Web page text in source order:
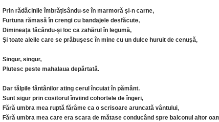
Prin rădăcinile îmbrățisându-se în marmoră și-n carne,
Furtuna rămasă în crengi cu bandajele desfăcute,
Dimineața făcându-și loc ca zahărul în legumă,
Și toate aleile care se prăbușesc în mine cu un dulce huruit de cenușă,
Singur, singur,
Plutesc peste mahalaua depărtată.
Dar tălpile fântânilor ating cerul încuiat în pământ.
Sunt sigur prin cositorul înviind cohortele de îngeri,
Fără umbra mea ruptă fărâme ca o scrisoare aruncată vântului,
Fără umbra mea care era scara de mătase conducând spre balconul altor